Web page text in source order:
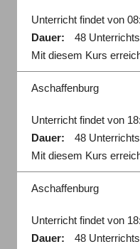
Unterricht findet von
Dauer:
48
Mit diesem Kurs
Aschaffenburg
Unterricht findet von
Dauer:
48
Mit diesem Kurs
Aschaffenburg
Unterricht findet von
Dauer:
48